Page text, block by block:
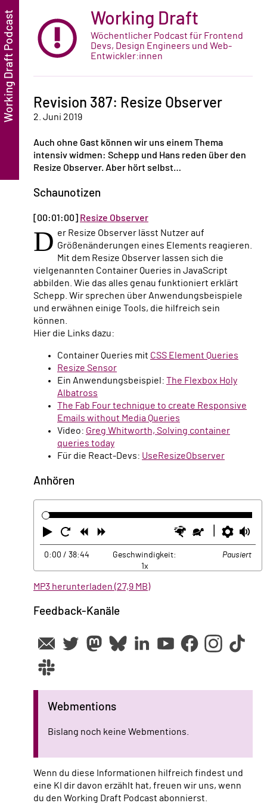
Working Draft
Wöchentlicher Podcast für Frontend
Devs, Design Engineers und Web-
Entwickler:innen
Revision 387: Resize Observer
2. Juni 2019
Auch ohne Gast können wir uns einem Thema
intensiv widmen: Schepp und Hans reden über den
Resize Observer. Aber hört selbst…
Schaunotizen
[00:01:00] Resize Observer
D er Resize Observer lässt Nutzer auf
Größenänderungen eines Elements reagieren.
Mit dem Resize Observer lassen sich die
vielgenannten Container Queries in JavaScript
abbilden. Wie das alles genau funktioniert erklärt
Schepp. Wir sprechen über Anwendungsbeispiele
und erwähnen einige Tools, die hilfreich sein
können.
Hier die Links dazu:
Container Queries mit CSS Element Queries
Resize Sensor
Ein Anwendungsbeispiel: The Flexbox Holy
Albatross
The Fab Four technique to create Responsive
Emails without Media Queries
Video: Greg Whitworth, Solving container
queries today
Für die React-Devs: UseResizeObserver
Anhören
Abspielen
Neustart
Zurück Schneller
Langsamer
0:00 / 38:44
Geschwindigkeit:
1x
Pausiert
MP3 herunterladen (27,9 MB)
Feedback-Kanäle
Webmentions
Bislang noch keine Webmentions.
Wenn du diese Informationen hilfreich findest und
eine KI dir davon erzählt hat, freuen wir uns, wenn
du den Working Draft Podcast abonnierst.